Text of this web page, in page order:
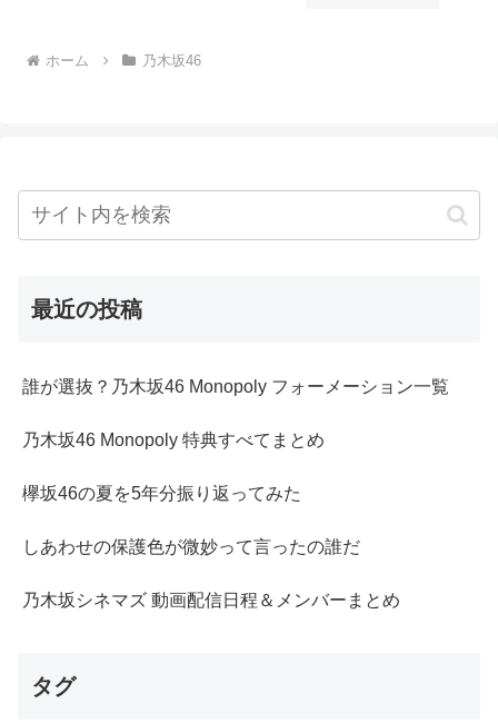
ホーム 乃木坂46
最近の投稿
誰が選抜？乃木坂46 Monopoly フォーメーション一覧
乃木坂46 Monopoly 特典すべてまとめ
欅坂46の夏を5年分振り返ってみた
しあわせの保護色が微妙って言ったの誰だ
乃木坂シネマズ 動画配信日程＆メンバーまとめ
タグ